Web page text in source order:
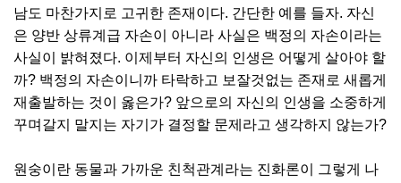
남도 마찬가지로 고귀한 존재이다. 간단한 예를 들자. 자신
은 양반 상류계급 자손이 아니라 사실은 백정의 자손이라는
사실이 밝혀졌다. 이제부터 자신의 인생은 어떻게 살아야 할
까? 백정의 자손이니까 타락하고 보잘것없는 존재로 새롭게
재출발하는 것이 옳은가? 앞으로의 자신의 인생을 소중하게
꾸며갈지 말지는 자기가 결정할 문제라고 생각하지 않는가?
원숭이란 동물과 가까운 친척관계라는 진화론이 그렇게 나